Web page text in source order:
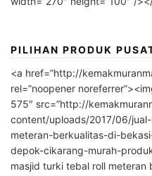
PILIHAN PRODUK
<a href=”http://
rel=”noopener
575″ src=”http://
content/uploads/2017/06/
meteran-berkualitas-di-
depok-cikarang-murah-
masjid turki tebal roll meteran